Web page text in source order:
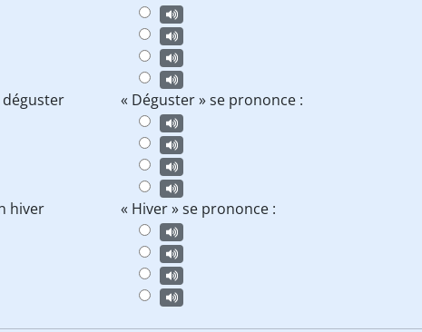
déguster « Déguster » se prononce :
hiver « Hiver » se prononce :